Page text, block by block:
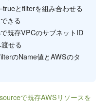
とfilterを組み合わせる
きる
既存VPCのサブネットID
せる
のName値とAWSのタ
で既存AWSリソースを